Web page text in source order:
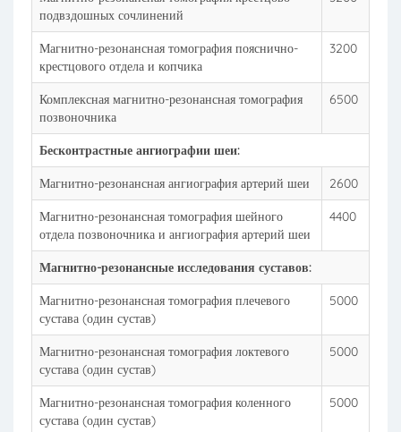
подвздошных сочлинений
Магнитно-резонансная томография пояснично-
крестцового отдела и копчика
3200
Комплексная магнитно-резонансная томография
позвоночника
6500
Бесконтрастные ангиографии шеи:
Магнитно-резонансная ангиография артерий шеи 2600
Магнитно-резонансная томография шейного
отдела позвоночника и ангиография артерий шеи
4400
Магнитно-резонансные исследования суставов:
Магнитно-резонансная томография плечевого
сустава (один сустав)
5000
Магнитно-резонансная томография локтевого
сустава (один сустав)
5000
Магнитно-резонансная томография коленного
сустава (один сустав)
5000